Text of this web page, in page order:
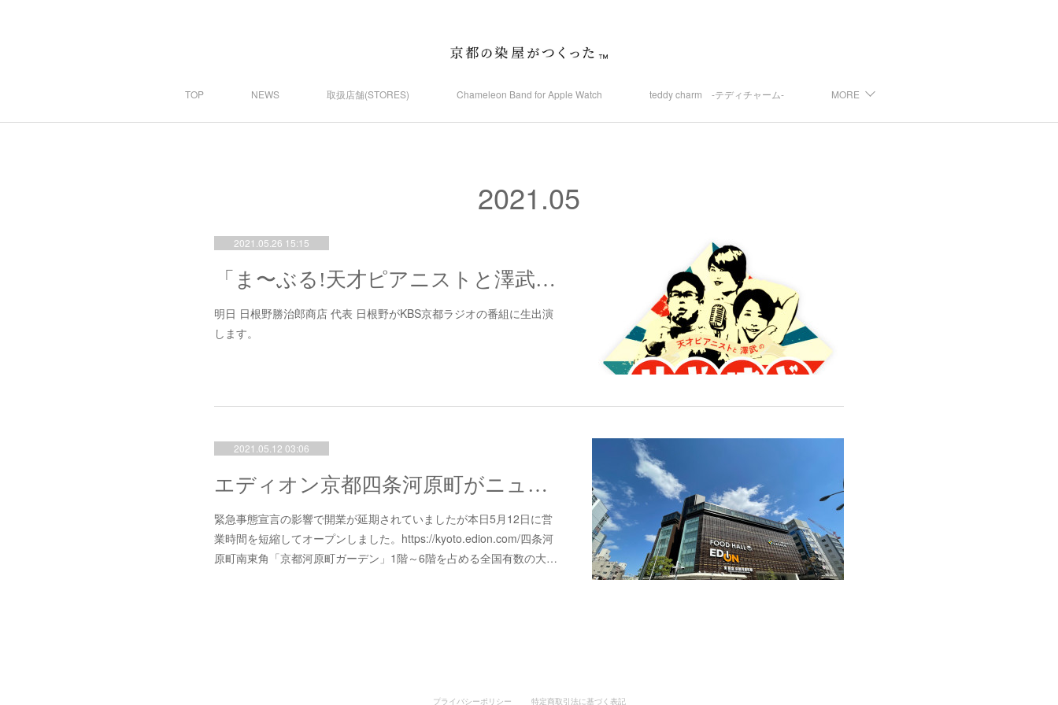
TOP NEWS 取扱店舗(STORES) Chameleon Band for Apple Watch teddy charm -テディチャーム- MORE
2021.05
2021.05.26 15:15
「ま〜ぶる!天才ピアニストと澤武のせやけどアレやね パート2」に出演します！！
明日 日根野勝治郎商店 代表 日根野がKBS京都ラジオの番組に生出演
します。
2021.05.12 03:06
エディオン京都四条河原町がニューオープンしました！！
緊急事態宣言の影響で開業が延期されていましたが本日5月12日に営
業時間を短縮してオープンしました。https://kyoto.edion.com/四条河
原町南東角「京都河原町ガーデン」1階～6階を占める全国有数の大…
プライバシーポリシー 特定商取引法に基づく表記